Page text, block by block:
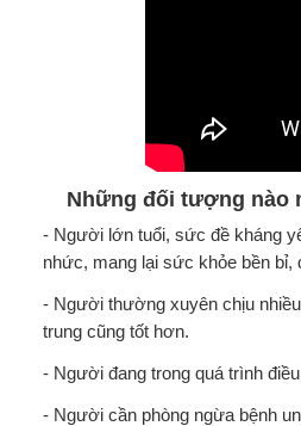
Những đối tượng nào
- Người lớn tuổi, sức đề kháng
nhức, mang lại sức khỏe bền bỉ,
- Người thường xuyên chịu
trung cũng tốt hơn.
- Người đang trong quá trình
- Người cần phòng ngừa bệnh